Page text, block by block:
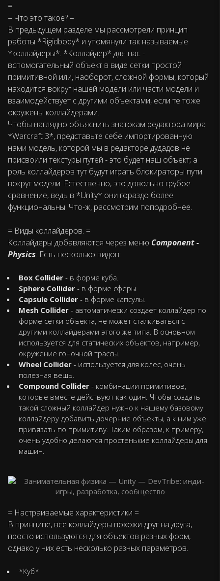
=
= Что это такое? =
В предыдущем разделе мы рассмотрели принцип
работы *Rigidbody* и упомянули так называемые
*коллайдеры*. *Коллайдер* для нас -
вспомогательный объект в виде сетки простой
примитивной или, наоборот, сложной формы, который
находится вокруг нашей модели или части модели и
взаимодействует с другими объектами, если те тоже
окружены коллайдерами.
Чтобы наглядно объяснить знатокам редактора мира
*Warcraft 3*, представьте себе импортированную
нами модель, которой мы в редакторе дудадов не
присвоили текстуры путей - это будет наш объект; а
роль коллайдеров тут будут играть блокираторы пути
вокруг модели. Естественно, это довольно грубое
сравнение, ведь в *Unity* они гораздо более
функциональны. Что-ж, рассмотрим поподробнее.
= Виды коллайдеров. =
Коллайдеры добавляются через меню Component -
Physics. Есть несколько видов:
Box Collider - в форме куба.
Sphere Collider - в форме сферы.
Capsule Collider - в форме капсулы.
Mesh Collider - автоматически создает коллайдер по
форме сетки объекта, не может сталкиваться с
другими коллайдерами этого же типа. В основном
используется для статических объектов, например,
окружение гоночной трассы.
Wheel Collider - используется для колес, очень
полезная вещь.
Compound Collider - комбинации примитивов,
которые вместе действуют как один. Чтобы создать
такой сложный коллайдер нужно к нашему базовому
коллайдеру добавить дочерние объекты, а к ним уже
привязать по примитиву. Таким образом, к примеру,
очень удобно делаются простенькие коллайдеры для
машин.
= Настраиваемые характеристики =
В принципе, все коллайдеры похожи друг на друга,
просто используются для объектов разных форм,
однако у них есть несколько разных параметров.
*Куб*